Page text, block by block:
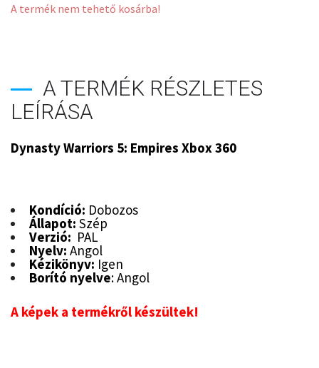
A termék nem tehető kosárba!
A TERMÉK RÉSZLETES
LEÍRÁSA
Dynasty Warriors 5: Empires Xbox 360
Kondíció: Dobozos
Állapot: Szép
Verzió: PAL
Nyelv: Angol
Kézikönyv: Igen
Borító nyelve: Angol
A képek a termékről készültek!